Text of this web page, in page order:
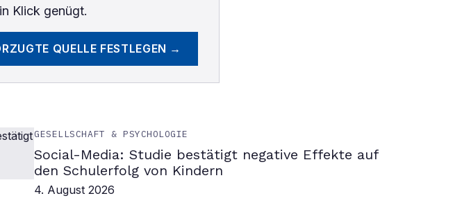
Klick genügt.
QUELLE FESTLEGEN →
GESELLSCHAFT & PSYCHOLOGIE
Social-Media: Studie bestätigt negative Effekte auf
den Schulerfolg von Kindern
4. August 2026